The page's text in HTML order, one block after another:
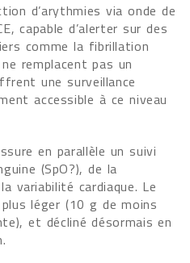
d’arythmies via onde de
capable d’alerter sur des
comme la fibrillation
remplacent pas un
une surveillance
accessible à ce niveau
en parallèle un suivi
(SpO?), de la
variabilité cardiaque. Le
léger (10 g de moins
et décliné désormais en